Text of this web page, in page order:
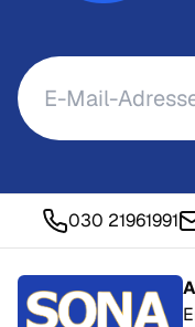
030 21961991